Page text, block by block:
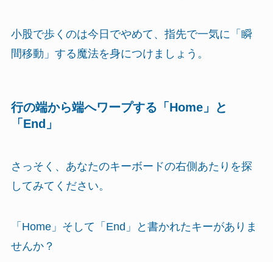
小股で歩くのは今日でやめて、指先で一気に「瞬
間移動」する魔法を身につけましょう。
行の端から端へワープする「Home」と
「End」
さっそく、あなたのキーボードの右側あたりを探
してみてください。
「Home」そして「End」と書かれたキーがありま
せんか？